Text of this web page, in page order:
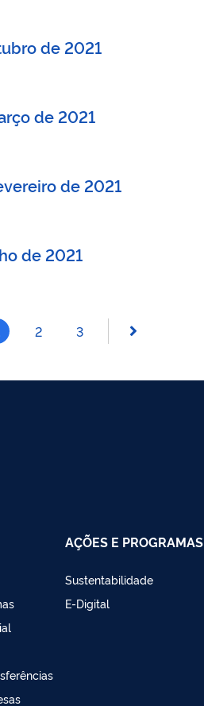
de 2021
de 2021
de 2021
de 2021
2 3
AÇÕES E PROGRAMAS
Sustentabilidade
E-Digital